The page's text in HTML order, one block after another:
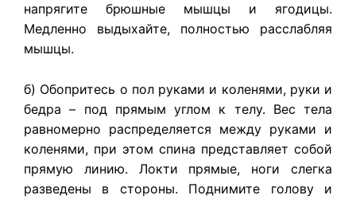
напрягите брюшные мышцы и ягодицы.
Медленно выдыхайте, полностью расслабляя
мышцы.
б) Обопритесь о пол руками и коленями, руки и
бедра – под прямым углом к телу. Вес тела
равномерно распределяется между руками и
коленями, при этом спина представляет собой
прямую линию. Локти прямые, ноги слегка
разведены в стороны. Поднимите голову и